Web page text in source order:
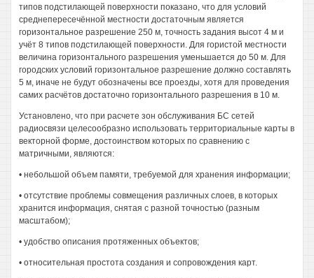
типов подстилающей поверхности показано, что для условий
среднепересечённой местности достаточным является
горизонтальное разрешение 250 м, точность задания высот 4 м и
учёт 8 типов подстилающей поверхности. Для гористой местности
величина горизонтального разрешения уменьшается до 50 м. Для
городских условий горизонтальное разрешение должно составлять
5 м, иначе не будут обозначены все проезды, хотя для проведения
самих расчётов достаточно горизонтального разрешения в 10 м.
Установлено, что при расчете зон обслуживания БС сетей
радиосвязи целесообразно использовать территориальные карты в
векторной форме, достоинством которых по сравнению с
матричными, являются:
• небольшой объем памяти, требуемой для хранения информации;
• отсутствие проблемы совмещения различных слоев, в которых
хранится информация, снятая с разной точностью (разным
масштабом);
• удобство описания протяженных объектов;
• относительная простота создания и сопровождения карт.